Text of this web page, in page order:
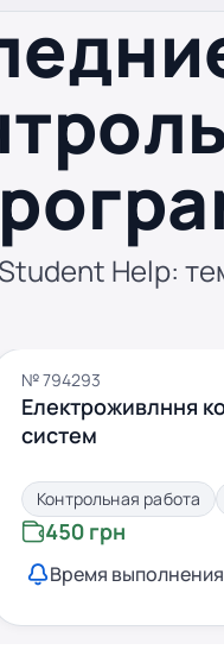
Help:
№ 794293
Електроживлння
систем
Контрольная работа
450 грн
Время выполнения